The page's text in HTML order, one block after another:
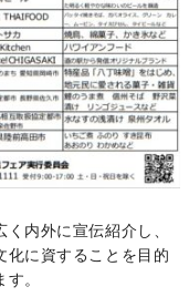
内外に宣伝紹介し、
化に資することを目的
。